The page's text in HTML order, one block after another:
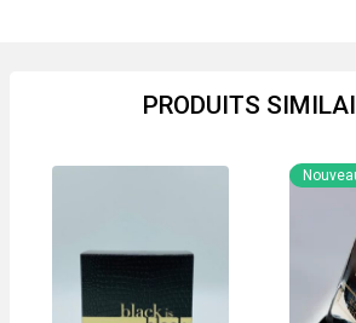
PRODUITS